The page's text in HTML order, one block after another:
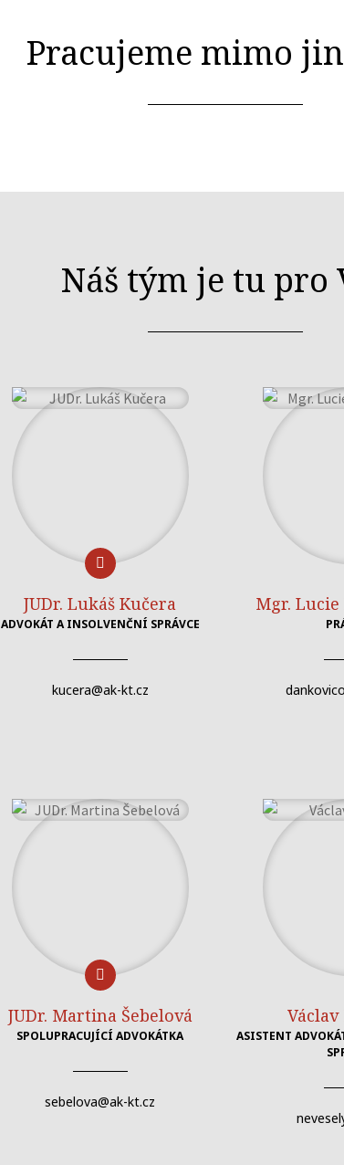
Pracujeme mimo
Náš tým je tu pro
JUDr. Lukáš Kučera
ADVOKÁT A INSOLVENČNÍ SPRÁVCE
kucera@ak-kt.cz
Mgr.
JUDr. Martina Šebelová
SPOLUPRACUJÍCÍ ADVOKÁTKA
sebelova@ak-kt.cz
Václav
ASISTENT